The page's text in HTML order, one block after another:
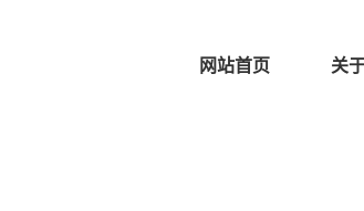
网站首页 关